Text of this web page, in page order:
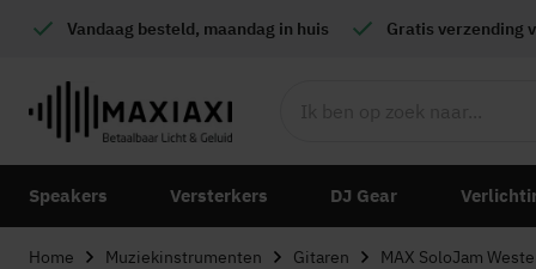
Vandaag besteld, maandag in huis Gratis verzending
Speakers Versterkers DJ Gear
Home Muziekinstrumenten Gitaren MAX SoloJam